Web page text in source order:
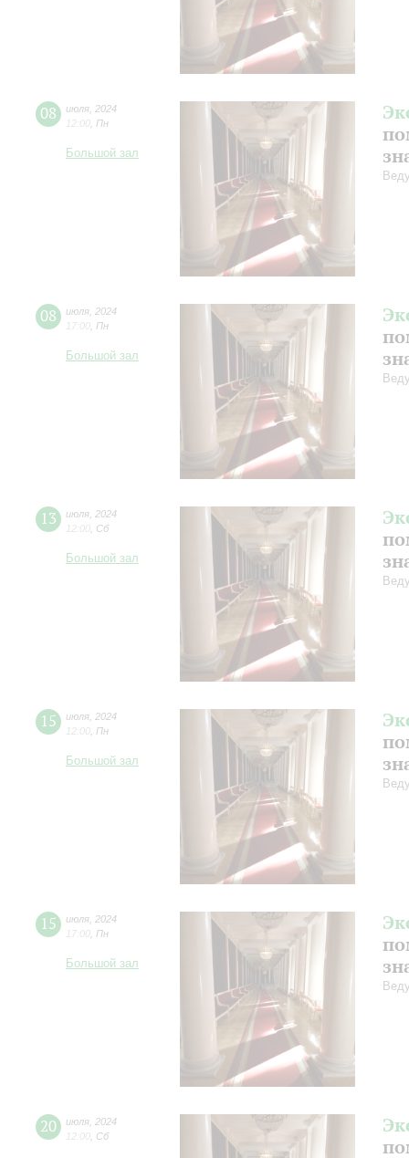
08 июля 2024
12:00 Пн
Большой зал
08 июля 2024
17:00 Пн
Большой зал
13 июля 2024
12:00 Сб
Большой зал
15 июля 2024
12:00 Пн
Большой зал
15 июля 2024
17:00 Пн
Большой зал
20 июля 2024
12:00 Сб